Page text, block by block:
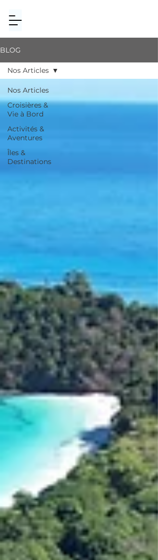
BLOG
Nos Articles
Croisières &
Vie à Bord
Activités &
Aventures
Îles &
Destinations
Nos Articles